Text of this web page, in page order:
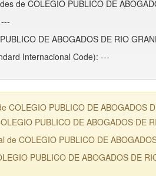
de COLEGIO PUBLICO DE
DE ABOGADOS DE RIO
Internacional Code): ---
COLEGIO PUBLICO DE
PUBLICO DE ABOGADOS DE
de COLEGIO PUBLICO DE
PUBLICO DE ABOGADOS DE